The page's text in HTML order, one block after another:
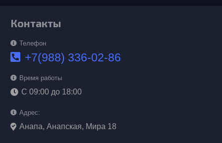
Контакты
Телефон
+7(988) 336-02-86
Время работы
С 09:00 до 18:00
Адрес:
Анапа, Анапская, Мира 18